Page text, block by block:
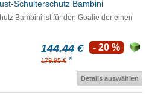
Schulterschutz Bambini
Bambini ist für den Goalie der einen
144.44 €
179.95 € *
- 20 %
Details auswählen